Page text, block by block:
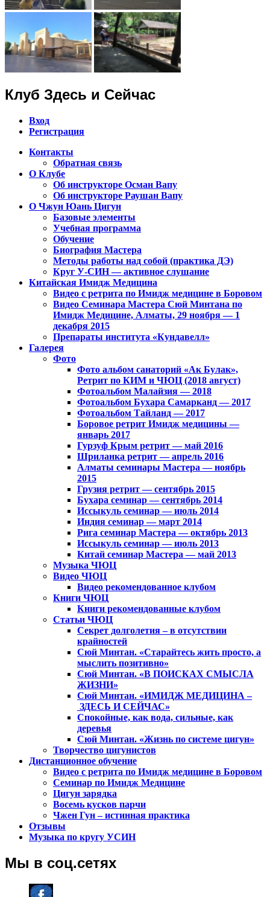
Клуб Здесь и Сейчас
Вход
Регистрация
Клуб Чжун Юань Цигун в городах
Алматы, Астана, Павлодар,
Петропавловск, Экибастуз, Бишкек…
Контакты
Обратная связь
О Клубе
Об инструкторе Осман Вапу
Об инструкторе Раушан Вапу
О Чжун Юань Цигун
Базовые элементы
Учебная программа
Обучение
Биография Мастера
Методы работы над собой (практика ДЭ)
Круг У-СИН — активное слушание
Китайская Имидж Медицина
Видео с ретрита по Имидж медицине в Боровом
Видео Семинара Мастера Сюй Минтана по
Имидж Медицине, Алматы, 29 ноября — 1
декабря 2015
Препараты института «Кундавелл»
Галерея
Фото
Фото альбом санаторий «Ак Булак»,
Ретрит по КИМ и ЧЮЦ (2018 август)
Фотоальбом Малайзия — 2018
Фотоальбом Бухара Самарканд — 2017
Фотоальбом Тайланд — 2017
Боровое ретрит Имидж медицины —
январь 2017
Гурзуф Крым ретрит — май 2016
Шриланка ретрит — апрель 2016
Алматы семинары Мастера — ноябрь
2015
Грузия ретрит — сентябрь 2015
Бухара семинар — сентябрь 2014
Иссыкуль семинар — июль 2014
Индия семинар — март 2014
Рига семинар Мастера — октябрь 2013
Иссыкуль семинар — июль 2013
Китай семинар Мастера — май 2013
Музыка ЧЮЦ
Видео ЧЮЦ
Видео рекомендованное клубом
Книги ЧЮЦ
Книги рекомендованные клубом
Статьи ЧЮЦ
Секрет долголетия – в отсутствии
крайностей
Сюй Минтан. «Старайтесь жить просто, а
мыслить позитивно»
Сюй Минтан. «В ПОИСКАХ СМЫСЛА
ЖИЗНИ»
Сюй Минтан. «ИМИДЖ МЕДИЦИНА –
ЗДЕСЬ И СЕЙЧАС»
Спокойные, как вода, сильные, как
деревья
Сюй Минтан. «Жизнь по системе цигун»
Творчество цигунистов
Дистанционное обучение
Видео с ретрита по Имидж медицине в Боровом
Семинар по Имидж Медицине
Цигун зарядка
Восемь кусков парчи
Чжен Гун – истинная практика
Отзывы
Музыка по кругу УСИН
Мы в соц.сетях